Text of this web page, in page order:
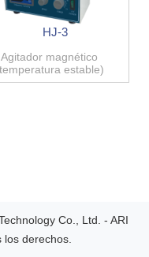
HJ-3
Agitador magnético
estable)
Co., Ltd. - ARI
los derechos.